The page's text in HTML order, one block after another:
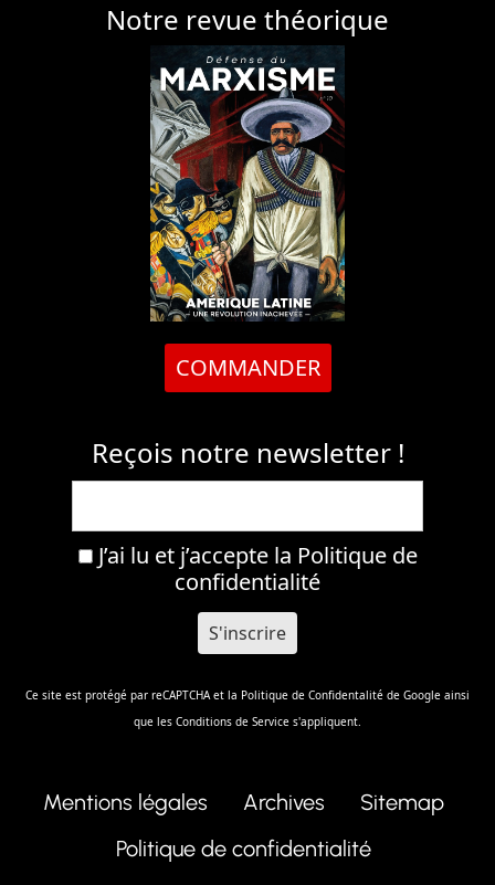
Notre revue théorique
COMMANDER
Reçois notre newsletter !
J’ai lu et j’accepte la Politique de
confidentialité
Ce site est protégé par reCAPTCHA et la Politique de Confidentalité de Google ainsi
que les Conditions de Service s'appliquent.
Mentions légales Archives
Sitemap
Politique de confidentialité